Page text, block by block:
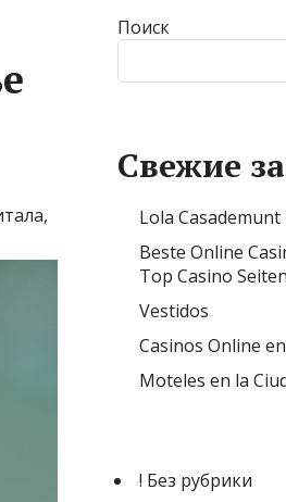
Поиск
Свежие
Lola
Beste Online
Top Casino
Vestidos
Casinos Online
Moteles en la
! Без рубрики